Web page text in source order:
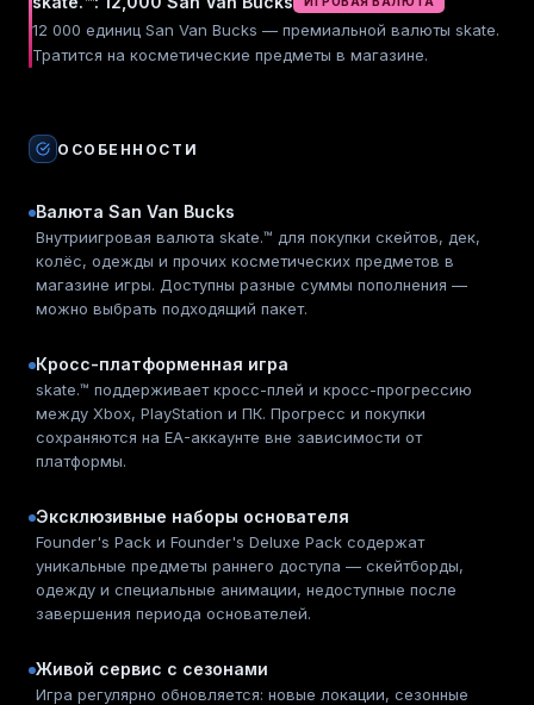
12 000 единиц San Van Bucks — премиальной валюты skate.
Тратится на косметические предметы в магазине.
ОСОБЕННОСТИ
Валюта San Van Bucks
Внутриигровая валюта skate.™ для покупки скейтов, дек,
колёс, одежды и прочих косметических предметов в
магазине игры. Доступны разные суммы пополнения —
можно выбрать подходящий пакет.
Кросс-платформенная игра
skate.™ поддерживает кросс-плей и кросс-прогрессию
между Xbox, PlayStation и ПК. Прогресс и покупки
сохраняются на EA-аккаунте вне зависимости от
платформы.
Эксклюзивные наборы основателя
Founder's Pack и Founder's Deluxe Pack содержат
уникальные предметы раннего доступа — скейтборды,
одежду и специальные анимации, недоступные после
завершения периода основателей.
Живой сервис с сезонами
Игра регулярно обновляется: новые локации, сезонные